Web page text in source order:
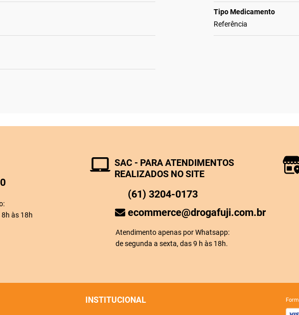
Tipo Medicamento
Referência
às 18h
SAC - PARA ATENDIMENTOS
REALIZADOS NO SITE
(61) 3204-0173
ecommerce@drogafuji.com.br
Atendimento apenas por Whatsapp:
de segunda a sexta, das 9 h às 18h.
INSTITUCIONAL